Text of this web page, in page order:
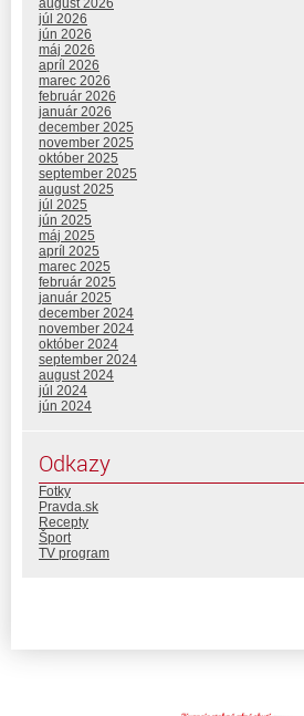
júl 2026
jún 2026
máj 2026
apríl 2026
marec 2026
február 2026
január 2026
december 2025
november 2025
október 2025
september 2025
august 2025
júl 2025
jún 2025
máj 2025
apríl 2025
marec 2025
február 2025
január 2025
december 2024
november 2024
október 2024
september 2024
august 2024
júl 2024
jún 2024
Odkazy
Fotky
Pravda.sk
Recepty
Šport
TV program